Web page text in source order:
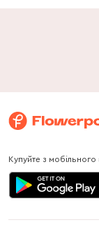
Купуйте з мобільного